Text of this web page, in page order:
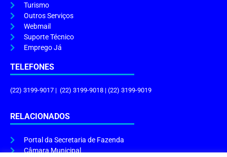
Turismo
Outros Serviços
Webmail
Suporte Técnico
Emprego Já
TELEFONES
(22) 3199-9017 | (22) 3199-9018 | (22) 3199-9019
RELACIONADOS
Portal da Secretaria de Fazenda
Câmara Municipal